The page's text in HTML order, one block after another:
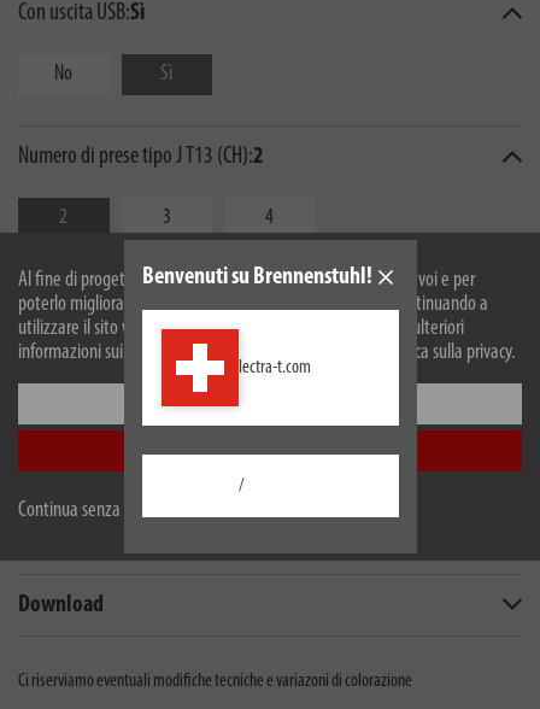
Al fine di progettare il nostro sito web in modo ottimale per voi e per
poterlo migliorare continuamente, utilizziamo i cookies. Continuando a
utilizzare il sito web, accetti il nostro utilizzo dei cookie. Per ulteriori
informazioni sui cookie, si prega di consultare la nostra politica sulla privacy.
Configurare
Accetta tutti
Continua senza accettare
Benvenuti su Brennenstuhl!
lectra-t.com
/
Con uscita USB:Sì
No Sì
Numero di prese tipo J T13 (CH):2
2 3 4
Download
Ci riserviamo eventuali modifiche tecniche e variazoni di colorazione